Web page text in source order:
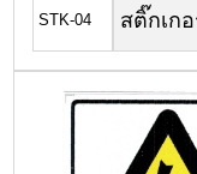
STK-04 สติ๊กเก